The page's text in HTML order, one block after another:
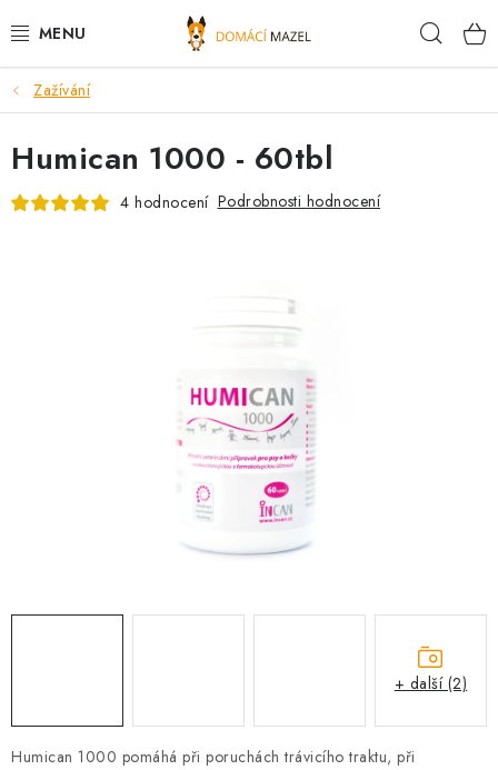
na
DOPORUČUJEME
VÝPRODEJ SKLADU
PSI
PETLOVER
DOPRAVA PO OSTRAVĚ, HLUČÍNĚ A OKOLÍ
Zažívání
Humican 1000 pomáhá při poruchách trávicího traktu, při
Humican 1000 - 60tbl
4 hodnocení Podrobnosti hodnocení
+ další (2)